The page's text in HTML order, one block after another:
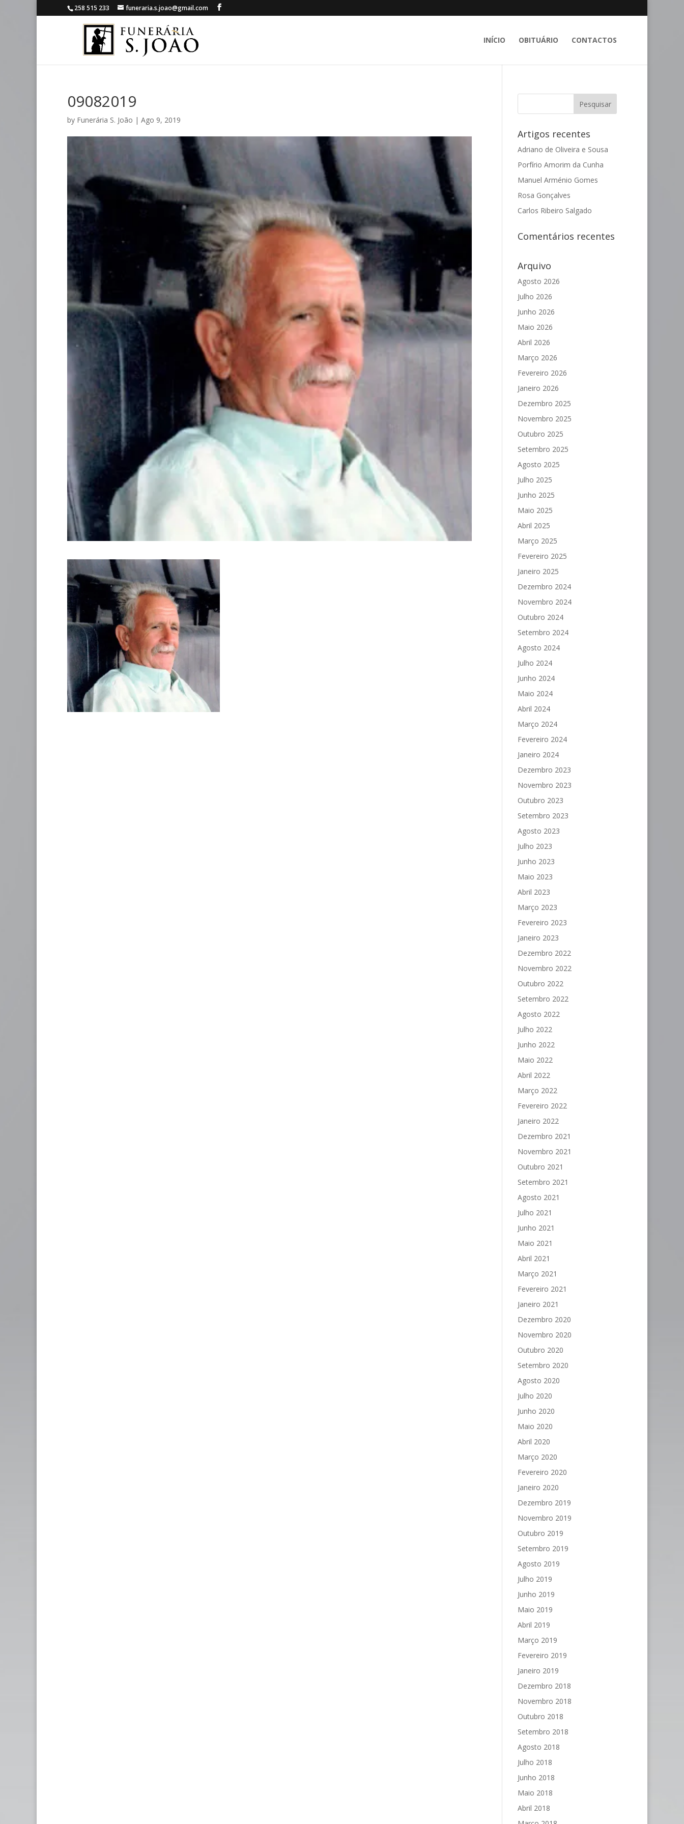
258 515 233 funeraria.s.joao@gmail.com
INÍCIO OBITUÁRIO CONTACTOS
09082019
by Funerária S. João | Ago 9, 2019
Artigos recentes
Adriano de Oliveira e Sousa
Porfírio Amorim da Cunha
Manuel Arménio Gomes
Rosa Gonçalves
Carlos Ribeiro Salgado
Comentários recentes
Arquivo
Agosto 2026
Julho 2026
Junho 2026
Maio 2026
Abril 2026
Março 2026
Fevereiro 2026
Janeiro 2026
Dezembro 2025
Novembro 2025
Outubro 2025
Setembro 2025
Agosto 2025
Julho 2025
Junho 2025
Maio 2025
Abril 2025
Março 2025
Fevereiro 2025
Janeiro 2025
Dezembro 2024
Novembro 2024
Outubro 2024
Setembro 2024
Agosto 2024
Julho 2024
Junho 2024
Maio 2024
Abril 2024
Março 2024
Fevereiro 2024
Janeiro 2024
Dezembro 2023
Novembro 2023
Outubro 2023
Setembro 2023
Agosto 2023
Julho 2023
Junho 2023
Maio 2023
Abril 2023
Março 2023
Fevereiro 2023
Janeiro 2023
Dezembro 2022
Novembro 2022
Outubro 2022
Setembro 2022
Agosto 2022
Julho 2022
Junho 2022
Maio 2022
Abril 2022
Março 2022
Fevereiro 2022
Janeiro 2022
Dezembro 2021
Novembro 2021
Outubro 2021
Setembro 2021
Agosto 2021
Julho 2021
Junho 2021
Maio 2021
Abril 2021
Março 2021
Fevereiro 2021
Janeiro 2021
Dezembro 2020
Novembro 2020
Outubro 2020
Setembro 2020
Agosto 2020
Julho 2020
Junho 2020
Maio 2020
Abril 2020
Março 2020
Fevereiro 2020
Janeiro 2020
Dezembro 2019
Novembro 2019
Outubro 2019
Setembro 2019
Agosto 2019
Julho 2019
Junho 2019
Maio 2019
Abril 2019
Março 2019
Fevereiro 2019
Janeiro 2019
Dezembro 2018
Novembro 2018
Outubro 2018
Setembro 2018
Agosto 2018
Julho 2018
Junho 2018
Maio 2018
Abril 2018